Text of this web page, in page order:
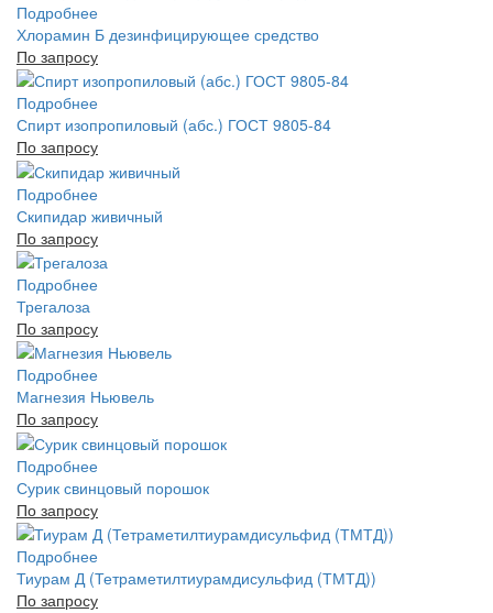
Подробнее
Хлорамин Б дезинфицирующее средство
По запросу
Подробнее
Спирт изопропиловый (абс.) ГОСТ 9805-84
По запросу
Подробнее
Скипидар живичный
По запросу
Подробнее
Трегалоза
По запросу
Подробнее
Магнезия Ньювель
По запросу
Подробнее
Сурик свинцовый порошок
По запросу
Подробнее
Тиурам Д (Тетраметилтиурамдисульфид (ТМТД))
По запросу